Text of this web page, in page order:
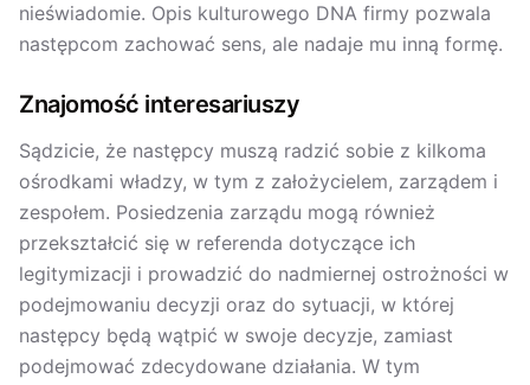
nieświadomie. Opis kulturowego DNA firmy pozwala
następcom zachować sens, ale nadaje mu inną formę.
Znajomość interesariuszy
Sądzicie, że następcy muszą radzić sobie z kilkoma
ośrodkami władzy, w tym z założycielem, zarządem i
zespołem. Posiedzenia zarządu mogą również
przekształcić się w referenda dotyczące ich
legitymizacji i prowadzić do nadmiernej ostrożności w
podejmowaniu decyzji oraz do sytuacji, w której
następcy będą wątpić w swoje decyzje, zamiast
podejmować zdecydowane działania. W tym